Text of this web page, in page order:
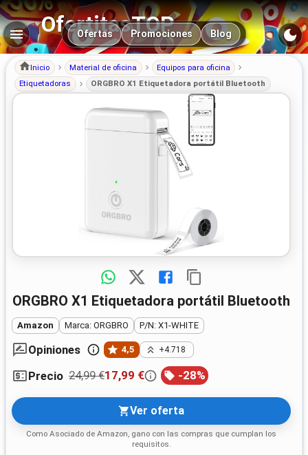
OfertitasTOP
Navegación principal
Ofertas Promociones Blog
Inicio Material de oficina
Equipos para oficina
Etiquetadoras
ORGBRO X1 Etiquetadora portátil Bluetooth
ORGBRO X1 Etiquetadora portátil Bluetooth
Amazon Marca: ORGBRO P/N: X1-WHITE
Opiniones 4,5 +4.718
Precio 24,99 €17,99 € -28%
Ver oferta
Como Asociado de Amazon, gano con las compras que cumplan los
requisitos.